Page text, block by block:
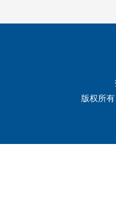
版权所